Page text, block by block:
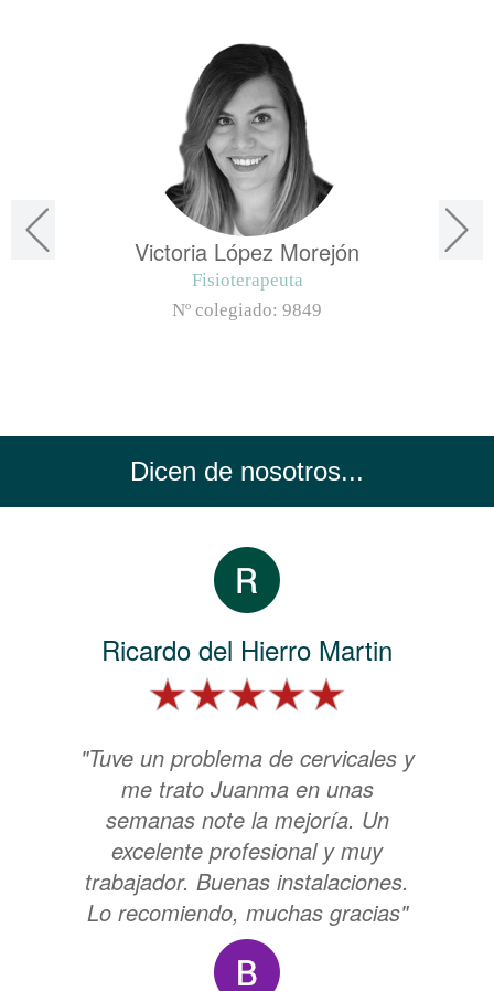
Victoria López Morejón
Fisioterapeuta
Nº colegiado: 9849
Dicen de nosotros...
Ricardo del Hierro Martin
"Tuve un problema de cervicales y
me trato Juanma en unas
semanas note la mejoría. Un
excelente profesional y muy
trabajador. Buenas instalaciones.
Lo recomiendo, muchas gracias"